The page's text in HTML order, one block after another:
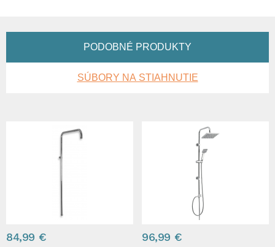
PODOBNÉ PRODUKTY
SÚBORY NA STIAHNUTIE
84,99 € 96,99 €